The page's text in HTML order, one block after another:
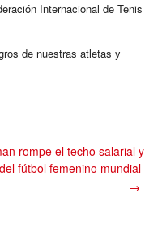
Internacional de Tenis
de nuestras atletas y
rompe el techo salarial y
fútbol femenino mundial
→